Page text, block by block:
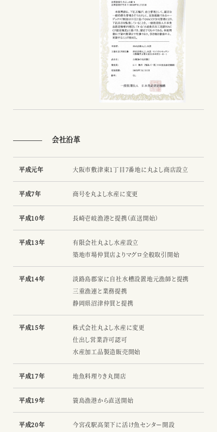
会社沿革
平成元年 大阪市敷津東1丁目7番地に丸よし商店設立
平成7年 商号を丸よし水産に変更
平成10年 長崎壱岐漁港と提携（直送開始）
平成13年
有限会社丸よし水産設立
築地市場仲買店よりマグロ全般取引開始
平成14年
淡路島郡家に自社水槽設置地元漁師と提携
三重漁連と業務提携
静岡県沼津仲買と提携
平成15年
株式会社丸よし水産に変更
仕出し営業許可認可
水産加工品製造販売開始
平成17年 地魚料理りき丸開店
平成19年 簑島漁港から直送開始
平成20年 今宮戎駅高架下に活け魚センター開設